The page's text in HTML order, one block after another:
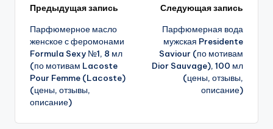
Навигация
записи
Предыдущая запись
Парфюмерное масло
женское с феромонами
Formula Sexy №1, 8 мл
(по мотивам Lacoste
Pour Femme (Lacoste)
(цены, отзывы,
описание)
Следующая запись
Парфюмерная вода
мужская Presidente
Saviour (по мотивам
Dior Sauvage), 100 мл
(цены, отзывы,
описание)